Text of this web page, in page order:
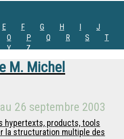
E F G H I
J
O P Q R S
T
Y Z
M. Michel
au 26 septembre 2003
hypertexts, products, tools
la structuration multiple des